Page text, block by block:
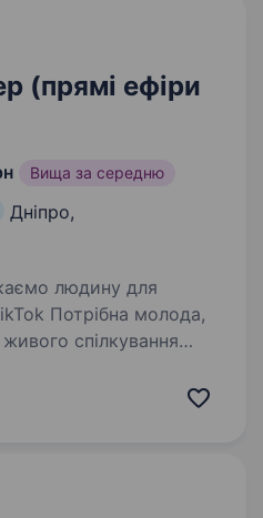
(прямі ефіри
Вища за середню
Дніпро,
Потрібна молода,
спілкування